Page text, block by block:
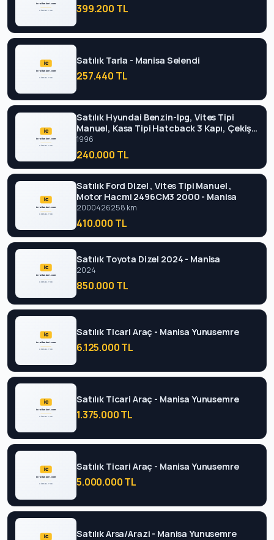
399.200 TL
Satılık Tarla - Manisa Selendi
257.440 TL
Satılık Hyundai Benzin-lpg, Vites Tipi
Manuel, Kasa Tipi Hatcback 3 Kapı, Çekiş
Tipi Önden Çekiş 1996 - Manisa
1996
240.000 TL
Satılık Ford Dizel , Vites Tipi Manuel ,
Motor Hacmi 2496CM3 2000 - Manisa
2000426258 km
410.000 TL
Satılık Toyota Dizel 2024 - Manisa
2024
850.000 TL
Satılık Ticari Araç - Manisa Yunusemre
6.125.000 TL
Satılık Ticari Araç - Manisa Yunusemre
1.375.000 TL
Satılık Ticari Araç - Manisa Yunusemre
5.000.000 TL
Satılık Arsa/Arazi - Manisa Yunusemre